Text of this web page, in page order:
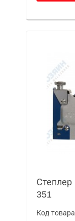
Степлер
351
Код